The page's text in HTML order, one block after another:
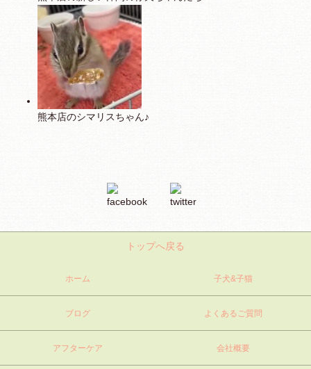
熊本店のシマリスちゃん♪
トップへ戻る
ホーム 子犬&子猫
ブログ よくあるご質問
アフターケア 会社概要